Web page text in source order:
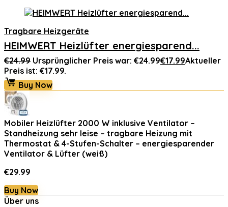
Tragbare Heizgeräte
HEIMWERT Heizlüfter energiesparend...
€24.99 Ursprünglicher Preis war: €24.99€17.99Aktueller
Preis ist: €17.99.
Buy Now
Mobiler Heizlüfter 2000 W inklusive Ventilator –
Standheizung sehr leise – tragbare Heizung mit
Thermostat & 4-Stufen-Schalter – energiesparender
Ventilator & Lüfter (weiß)
€29.99
Buy Now
Über uns